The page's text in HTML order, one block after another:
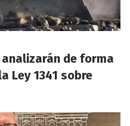
de forma
Ley 1341 sobre